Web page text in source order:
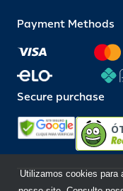
Payment Methods
Secure purchase
Utilizamos cookies para